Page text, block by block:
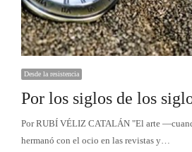
Desde la resistencia
Por los siglos de los
Por RUBÍ VÉLIZ CATALÁN "El arte
hermanó con el ocio en las revistas y…